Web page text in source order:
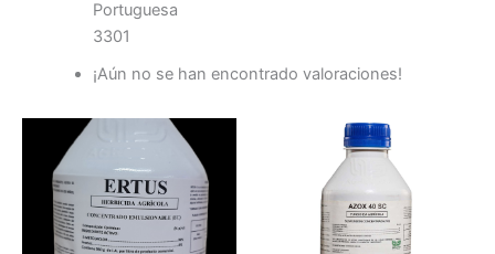
Portuguesa
3301
¡Aún no se han encontrado valoraciones!